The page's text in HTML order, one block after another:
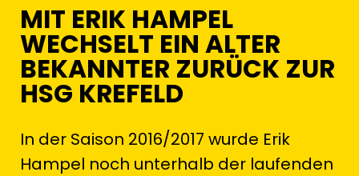
MIT ERIK HAMPEL
WECHSELT EIN ALTER
BEKANNTER ZURÜCK ZUR
HSG KREFELD
In der Saison 2016/2017 wurde Erik
Hampel noch unterhalb der laufenden